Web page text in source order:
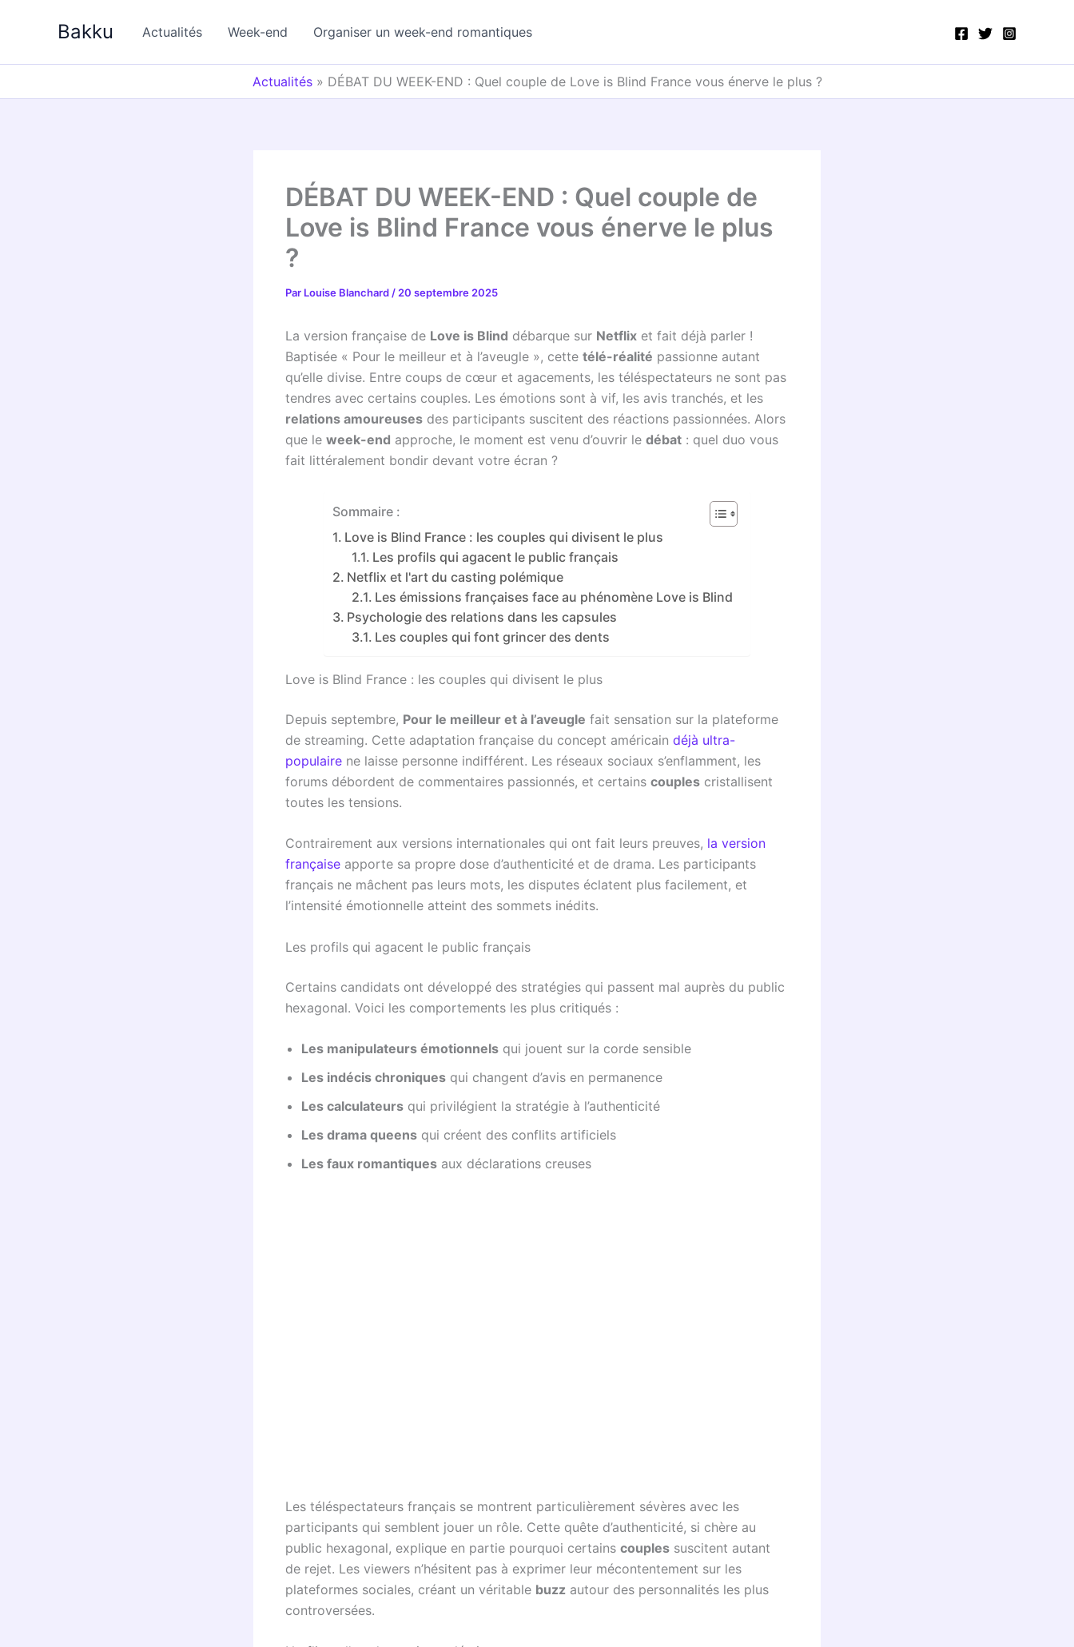
Bakku Actualités Week-end Organiser un week-end romantiques
Actualités» DÉBAT DU WEEK-END : Quel couple de Love is Blind France vous énerve le plus ?
DÉBAT DU WEEK-END : Quel couple de
Love is Blind France vous énerve le plus
?
Par Louise Blanchard / 20 septembre 2025
La version française de Love is Blind débarque sur Netflix et fait déjà parler !
Baptisée « Pour le meilleur et à l’aveugle », cette télé-réalité passionne autant
qu’elle divise. Entre coups de cœur et agacements, les téléspectateurs ne sont pas
tendres avec certains couples. Les émotions sont à vif, les avis tranchés, et les
relations amoureuses des participants suscitent des réactions passionnées. Alors
que le week-end approche, le moment est venu d’ouvrir le débat : quel duo vous
fait littéralement bondir devant votre écran ?
Sommaire :
Love is Blind France : les couples qui divisent le plus
Les profils qui agacent le public français
Netflix et l'art du casting polémique
Les émissions françaises face au phénomène Love is Blind
Psychologie des relations dans les capsules
Les couples qui font grincer des dents
Love is Blind France : les couples qui divisent le plus
Depuis septembre, Pour le meilleur et à l’aveugle fait sensation sur la plateforme
de streaming. Cette adaptation française du concept américain déjà ultra-
populaire ne laisse personne indifférent. Les réseaux sociaux s’enflamment, les
forums débordent de commentaires passionnés, et certains couples cristallisent
toutes les tensions.
Contrairement aux versions internationales qui ont fait leurs preuves, la version
française apporte sa propre dose d’authenticité et de drama. Les participants
français ne mâchent pas leurs mots, les disputes éclatent plus facilement, et
l’intensité émotionnelle atteint des sommets inédits.
Les profils qui agacent le public français
Certains candidats ont développé des stratégies qui passent mal auprès du public
hexagonal. Voici les comportements les plus critiqués :
Les manipulateurs émotionnels qui jouent sur la corde sensible
Les indécis chroniques qui changent d’avis en permanence
Les calculateurs qui privilégient la stratégie à l’authenticité
Les drama queens qui créent des conflits artificiels
Les faux romantiques aux déclarations creuses
Les téléspectateurs français se montrent particulièrement sévères avec les
participants qui semblent jouer un rôle. Cette quête d’authenticité, si chère au
public hexagonal, explique en partie pourquoi certains couples suscitent autant
de rejet. Les viewers n’hésitent pas à exprimer leur mécontentement sur les
plateformes sociales, créant un véritable buzz autour des personnalités les plus
controversées.